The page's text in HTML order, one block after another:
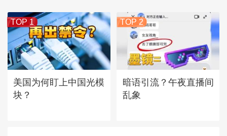
TOP 1
美国为何盯上中国光模
块？
TOP 2
暗语引流？午夜直播间
乱象